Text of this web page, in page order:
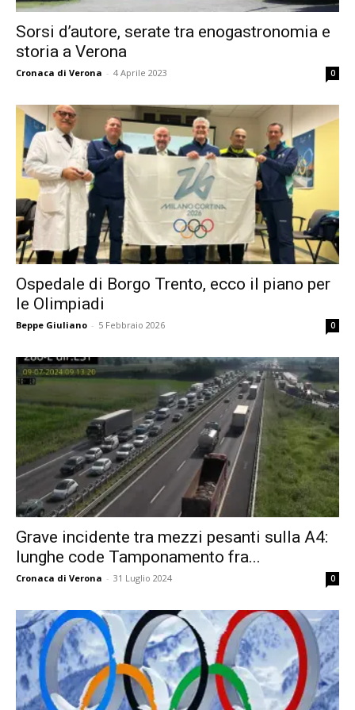
Sorsi d’autore, serate tra enogastronomia e
storia a Verona
Cronaca di Verona - 4 Aprile 2023 0
Ospedale di Borgo Trento, ecco il piano per
le Olimpiadi
Beppe Giuliano - 5 Febbraio 2026 0
Grave incidente tra mezzi pesanti sulla A4:
lunghe code Tamponamento fra...
Cronaca di Verona - 31 Luglio 2024 0